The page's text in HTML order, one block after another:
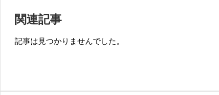
関連記事
記事は見つかりませんでした。